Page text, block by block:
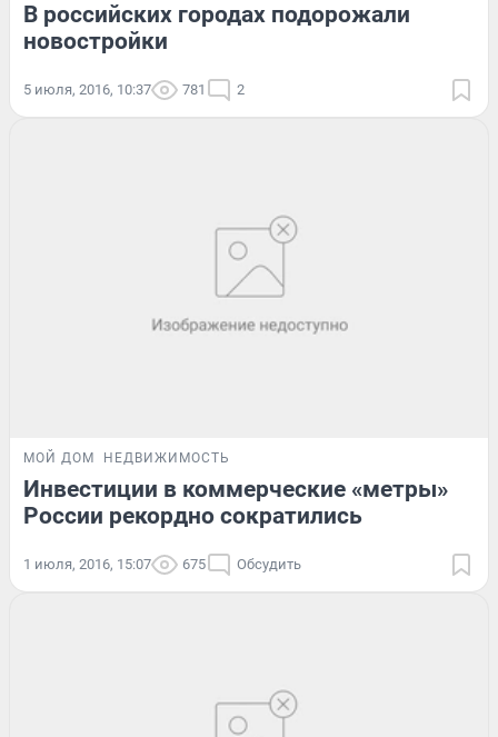
В российских городах подорожали
новостройки
5 июля, 2016, 10:37 781 2
МОЙ ДОМ НЕДВИЖИМОСТЬ
Инвестиции в коммерческие «метры»
России рекордно сократились
1 июля, 2016, 15:07 675 Обсудить